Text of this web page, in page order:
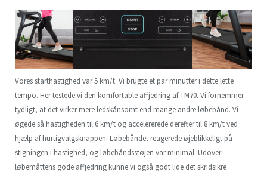
Vores starthastighed var 5 km/t. Vi brugte et par minutter i dette lette
tempo. Her testede vi den komfortable affjedring af TM70. Vi fornemmer
tydligt, at det virker mere ledskånsomt end mange andre løbebånd. Vi
øgede så hastigheden til 6 km/t og accelererede derefter til 8 km/t ved
hjælp af hurtigvalgsknappen. Løbebåndet reagerede øjeblikkeligt på
stigningen i hastighed, og løbebåndsstøjen var minimal. Udover
løbemåttens gode affjedring kunne vi også godt lide det skridsikre